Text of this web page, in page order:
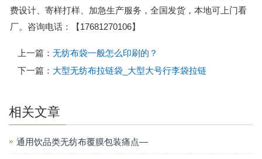
费设计、寄样打样、加急生产服务，全国发货，本地可上门看
厂。咨询电话：【17681270106】
上一篇： 无纺布袋一般怎么印刷的？
下一篇： 大型无纺布拉链袋_大型大号行李袋拉链
相关文章
通用饮品类无纺布覆膜包装痛点—